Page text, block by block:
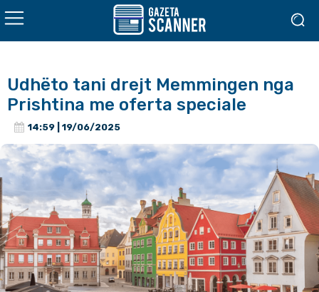
Udhëto tani drejt Memmingen nga
Prishtina me oferta speciale
14:59 | 19/06/2025